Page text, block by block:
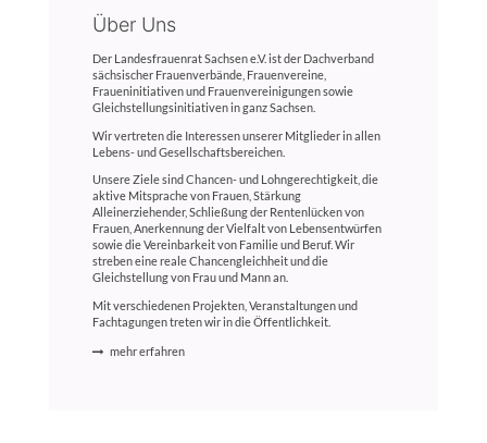
Über Uns
Der Landesfrauenrat Sachsen e.V. ist der Dachverband
sächsischer Frauenverbände, Frauenvereine,
Fraueninitiativen und Frauenvereinigungen sowie
Gleichstellungsinitiativen in ganz Sachsen.
Wir vertreten die Interessen unserer Mitglieder in allen
Lebens- und Gesellschaftsbereichen.
Unsere Ziele sind Chancen- und Lohngerechtigkeit, die
aktive Mitsprache von Frauen, Stärkung
Alleinerziehender, Schließung der Rentenlücken von
Frauen, Anerkennung der Vielfalt von Lebensentwürfen
sowie die Vereinbarkeit von Familie und Beruf. Wir
streben eine reale Chancengleichheit und die
Gleichstellung von Frau und Mann an.
Mit verschiedenen Projekten, Veranstaltungen und
Fachtagungen treten wir in die Öffentlichkeit.
mehr erfahren